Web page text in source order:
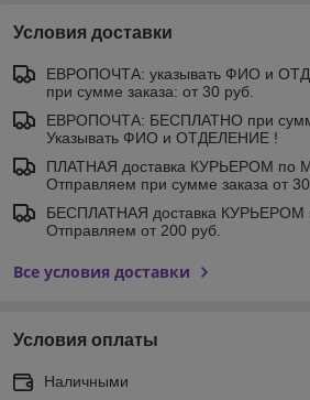
Условия доставки
ЕВРОПОЧТА: указывать ФИО и
при сумме заказа: от 30 руб.
ЕВРОПОЧТА: БЕСПЛАТНО при
Указывать ФИО и ОТДЕЛЕНИЕ !
ПЛАТНАЯ доставка КУРЬЕРОМ по
Отправляем при сумме заказа от 30
БЕСПЛАТНАЯ доставка КУРЬЕРОМ
Отправляем от 200 руб.
Все условия доставки
Условия оплаты
Наличными